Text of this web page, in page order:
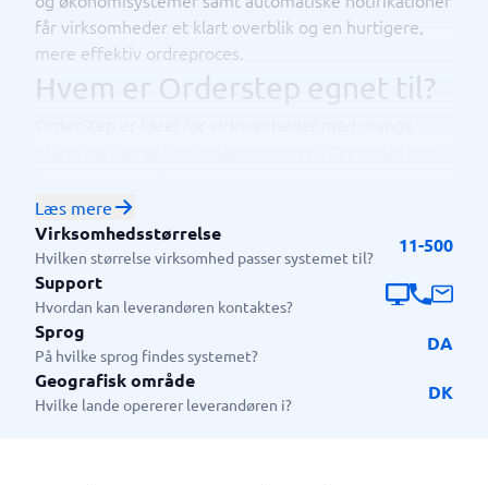
får virksomheder et klart overblik og en hurtigere,
mere effektiv ordreproces.
Hvem er Orderstep egnet til?
spare tid på administration og samtidig skabe en
bedre oplevelse for kunderne. Platformen passer
godt til både små og mellemstore virksomheder.
Læs mere
Virksomhedsstørrelse
Hvilken størrelse virksomhed passer systemet til?
11-500
Support
Hvordan kan leverandøren kontaktes?
Sprog
På hvilke sprog findes systemet?
DA
Geografisk område
Hvilke lande opererer leverandøren i?
DK